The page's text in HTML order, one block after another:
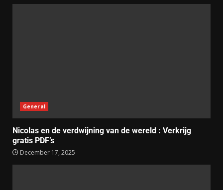
General
Nicolas en de verdwijning van de wereld : Verkrijg
gratis PDF’s
December 17, 2025